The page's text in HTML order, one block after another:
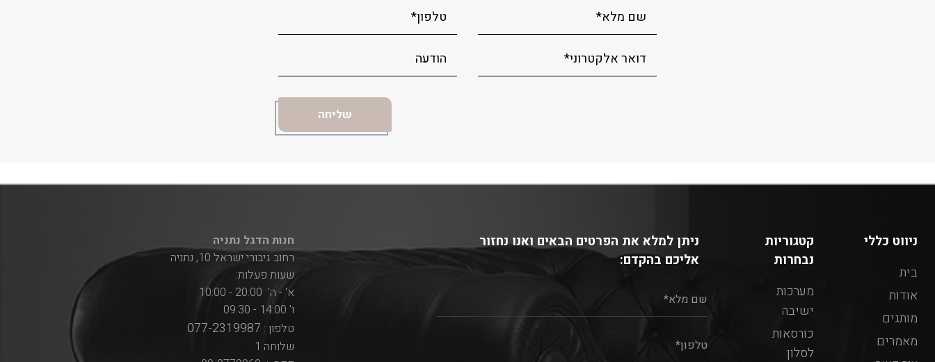
ניווט כללי
בית
אודות
מותגים
מאמרים
קטגוריות
נבחרות
מערכות
ישיבה
כורסאות
לסלון
ניתן למלא את הפרטים הבאים ואנו נחזור
אליכם בהקדם:
חנות הדגל נתניה
רחוב גיבורי ישראל 10, נתניה
שעות פעלות:
א' - ה' 20:00 - 10:00
ו' 14:00 - 09:30
טלפון : 077-2319987
שלוחה 1